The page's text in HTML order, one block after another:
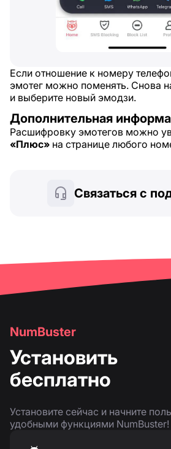
Если отношение к номеру
эмотег можно поменять. Снова
и выберите новый эмодзи.
Дополнительная
Расшифровку эмотегов можно
«Плюс» на странице любого
Связаться с
NumBuster
Установить
бесплатно
Установите сейчас и начните
удобными функциями NumBuster!